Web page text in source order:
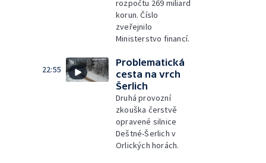
rozpočtu 269 miliard
korun. Číslo
zveřejnilo
Ministerstvo financí.
22:55
Problematická
cesta na vrch
Šerlich
Druhá provozní
zkouška čerstvě
opravené silnice
Deštné-Šerlich v
Orlických horách.